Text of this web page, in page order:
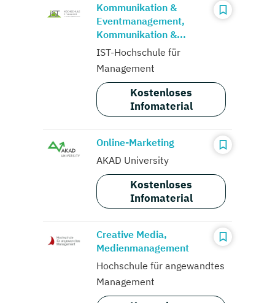
Kommunikation &
Eventmanagement,
Kommunikation &...
IST-Hochschule für
Management
Kostenloses
Infomaterial
Online-Marketing
AKAD University
Kostenloses
Infomaterial
Creative Media,
Medienmanagement
Hochschule für angewandtes
Management